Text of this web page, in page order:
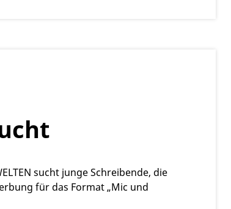
sucht junge Schreibende, die
für das Format „Mic und